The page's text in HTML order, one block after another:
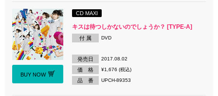
BUY NOW
CD MAXI
キスは待つしかないのでしょうか？ [TYPE-A]
付 属 DVD
発売日 2017.08.02
価 格 ¥1,676 (税込)
品 番 UPCH-89353